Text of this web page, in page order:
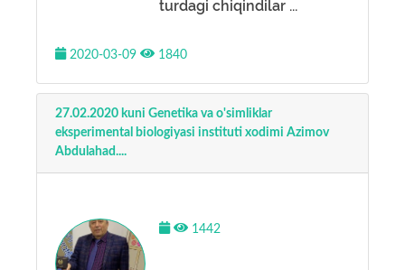
turdagi chiqindilar ...
2020-03-09 1840
27.02.2020 kuni Genetika va o'simliklar
eksperimental biologiyasi instituti xodimi Azimov
Abdulahad....
1442